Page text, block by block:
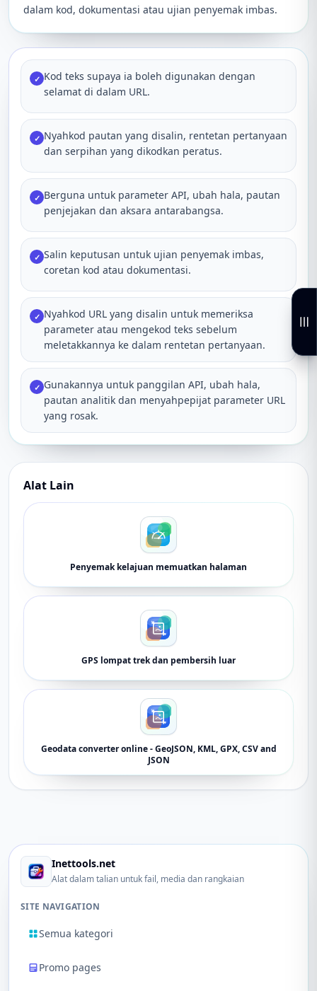
dalam kod, dokumentasi atau ujian penyemak imbas.
✓ Kod teks supaya ia boleh digunakan dengan
selamat di dalam URL.
✓ Nyahkod pautan yang disalin, rentetan pertanyaan
dan serpihan yang dikodkan peratus.
✓ Berguna untuk parameter API, ubah hala, pautan
penjejakan dan aksara antarabangsa.
✓ Salin keputusan untuk ujian penyemak imbas,
coretan kod atau dokumentasi.
✓ Nyahkod URL yang disalin untuk memeriksa
parameter atau mengekod teks sebelum
meletakkannya ke dalam rentetan pertanyaan.
✓ Gunakannya untuk panggilan API, ubah hala,
pautan analitik dan menyahpepijat parameter URL
yang rosak.
Alat Lain
Penyemak kelajuan memuatkan halaman
GPS lompat trek dan pembersih luar
Geodata converter online - GeoJSON, KML, GPX, CSV and
JSON
Inettools.net
Alat dalam talian untuk fail, media dan rangkaian
SITE NAVIGATION
Semua kategori
Promo pages